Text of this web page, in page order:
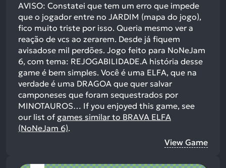
AVISO: Constatei que tem um erro que impede
que o jogador entre no JARDIM (mapa do jogo),
fico muito triste por isso. Queria mesmo ver a
reação de vcs ao zerarem. Desde já fiquem
avisadose mil perdões. Jogo feito para NoNeJam
6, com tema: REJOGABILIDADE.A história desse
game é bem simples. Você é uma ELFA, que na
verdade é uma DRAGOA que quer salvar
camponeses que foram sequestrados por
MINOTAUROS… If you enjoyed this game, see
our list of games similar to BRAVA ELFA
(NoNeJam 6).
View Game